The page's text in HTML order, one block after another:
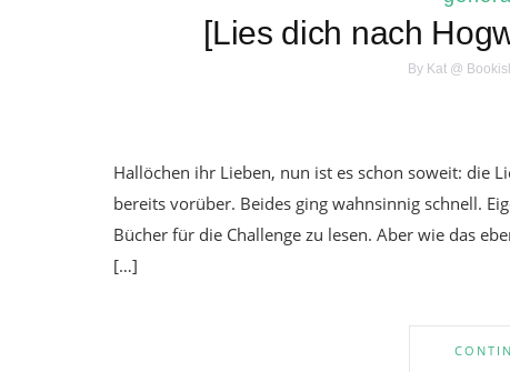
[Lies dich nach
By Kat @
Hallöchen ihr Lieben, nun ist es schon soweit: die
bereits vorüber. Beides ging wahnsinnig schnell.
Bücher für die Challenge zu lesen. Aber wie das
[…]